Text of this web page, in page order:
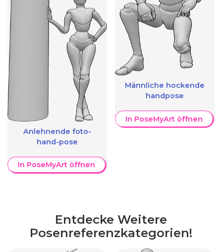
Anlehnende foto-
hand-pose
In PoseMyArt öffnen
Männliche hockende
handpose
In PoseMyArt öffnen
Entdecke Weitere
Posenreferenzkategorien!